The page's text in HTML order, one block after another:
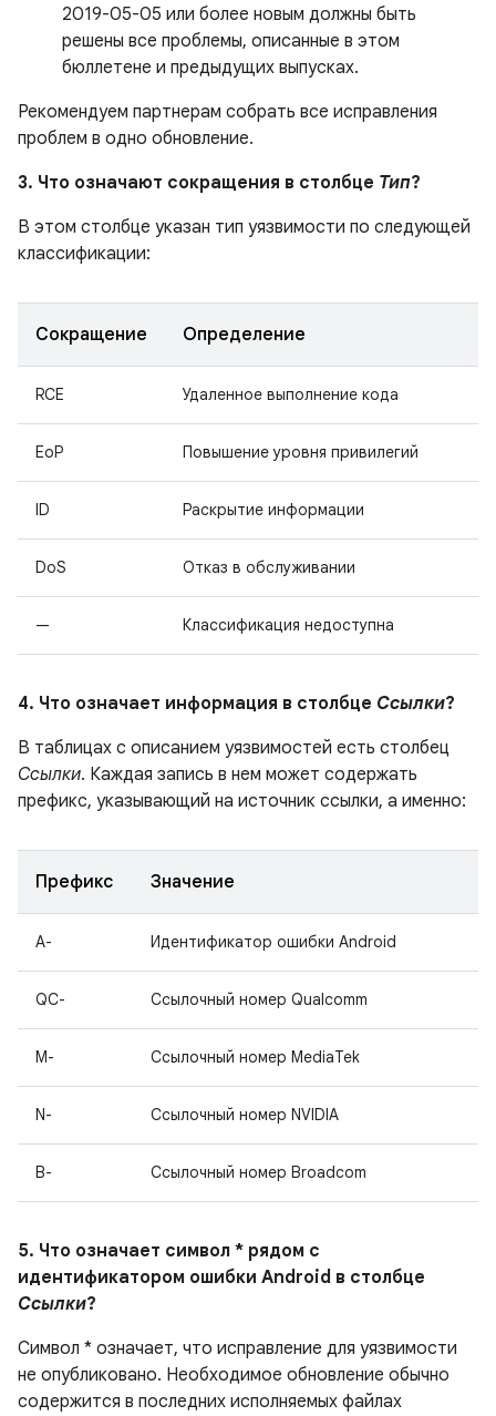
2019-05-05 или более новым должны быть
решены все проблемы, описанные в этом
бюллетене и предыдущих выпусках.
Рекомендуем партнерам собрать все исправления
проблем в одно обновление.
3. Что означают сокращения в столбце Тип?
В этом столбце указан тип уязвимости по следующей
классификации:
Сокращение Определение
RCE Удаленное выполнение кода
EoP Повышение уровня привилегий
ID Раскрытие информации
DoS Отказ в обслуживании
— Классификация недоступна
4. Что означает информация в столбце Ссылки?
В таблицах с описанием уязвимостей есть столбец
Ссылки. Каждая запись в нем может содержать
префикс, указывающий на источник ссылки, а именно:
Префикс Значение
A- Идентификатор ошибки Android
QC- Ссылочный номер Qualcomm
M- Ссылочный номер MediaTek
N- Ссылочный номер NVIDIA
B- Ссылочный номер Broadcom
5. Что означает символ * рядом с
идентификатором ошибки Android в столбце
Ссылки?
Символ * означает, что исправление для уязвимости
не опубликовано. Необходимое обновление обычно
содержится в последних исполняемых файлах